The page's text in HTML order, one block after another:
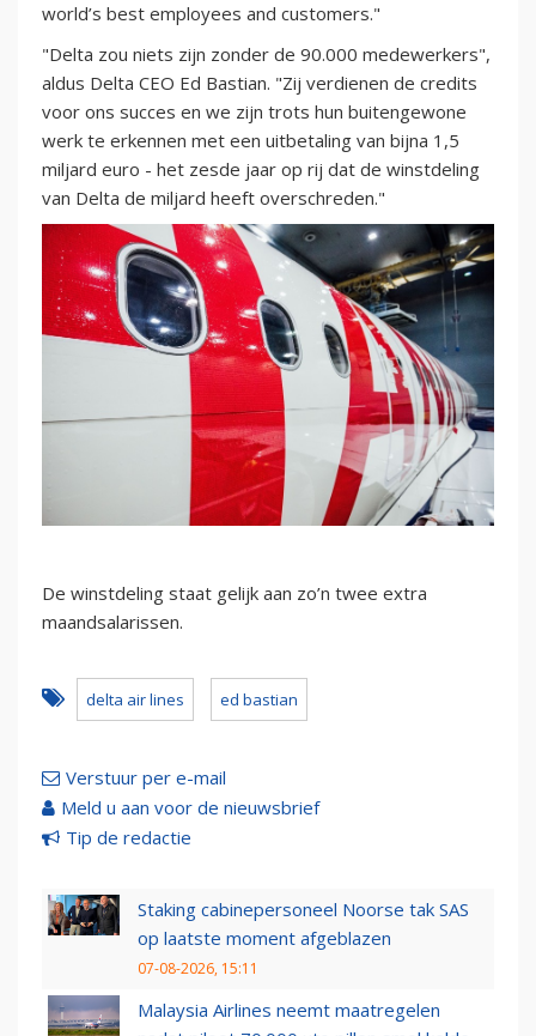
world’s best employees and customers."
"Delta zou niets zijn zonder de 90.000 medewerkers",
aldus Delta CEO Ed Bastian. "Zij verdienen de credits
voor ons succes en we zijn trots hun buitengewone
werk te erkennen met een uitbetaling van bijna 1,5
miljard euro - het zesde jaar op rij dat de winstdeling
van Delta de miljard heeft overschreden."
De winstdeling staat gelijk aan zo’n twee extra
maandsalarissen.
delta air lines ed bastian
Verstuur per e-mail
Meld u aan voor de nieuwsbrief
Tip de redactie
Staking cabinepersoneel Noorse tak SAS
op laatste moment afgeblazen
07-08-2026, 15:11
Malaysia Airlines neemt maatregelen